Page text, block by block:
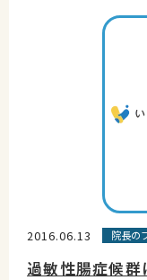
2016.06.13 院長の
過敏性腸症候群